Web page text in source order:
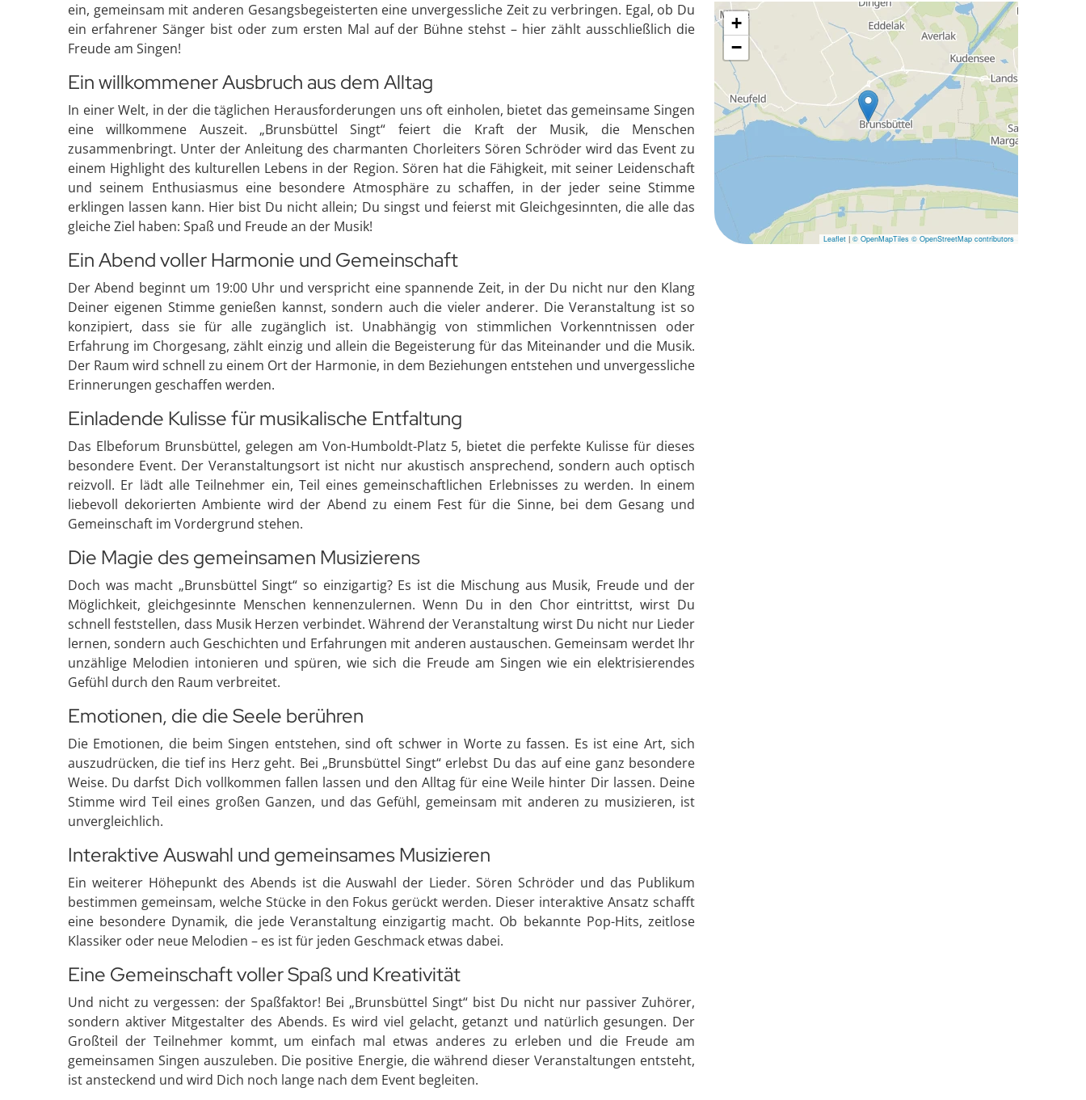
ein, gemeinsam mit anderen Gesangsbegeisterten eine unvergessliche Zeit zu verbringen. Egal, ob Du
ein erfahrener Sänger bist oder zum ersten Mal auf der Bühne stehst – hier zählt ausschließlich die
Freude am Singen!
Ein willkommener Ausbruch aus dem Alltag
In einer Welt, in der die täglichen Herausforderungen uns oft einholen, bietet das gemeinsame Singen
eine willkommene Auszeit. „Brunsbüttel Singt“ feiert die Kraft der Musik, die Menschen
zusammenbringt. Unter der Anleitung des charmanten Chorleiters Sören Schröder wird das Event zu
einem Highlight des kulturellen Lebens in der Region. Sören hat die Fähigkeit, mit seiner Leidenschaft
und seinem Enthusiasmus eine besondere Atmosphäre zu schaffen, in der jeder seine Stimme
erklingen lassen kann. Hier bist Du nicht allein; Du singst und feierst mit Gleichgesinnten, die alle das
gleiche Ziel haben: Spaß und Freude an der Musik!
Ein Abend voller Harmonie und Gemeinschaft
Der Abend beginnt um 19:00 Uhr und verspricht eine spannende Zeit, in der Du nicht nur den Klang
Deiner eigenen Stimme genießen kannst, sondern auch die vieler anderer. Die Veranstaltung ist so
konzipiert, dass sie für alle zugänglich ist. Unabhängig von stimmlichen Vorkenntnissen oder
Erfahrung im Chorgesang, zählt einzig und allein die Begeisterung für das Miteinander und die Musik.
Der Raum wird schnell zu einem Ort der Harmonie, in dem Beziehungen entstehen und unvergessliche
Erinnerungen geschaffen werden.
Einladende Kulisse für musikalische Entfaltung
Das Elbeforum Brunsbüttel, gelegen am Von-Humboldt-Platz 5, bietet die perfekte Kulisse für dieses
besondere Event. Der Veranstaltungsort ist nicht nur akustisch ansprechend, sondern auch optisch
reizvoll. Er lädt alle Teilnehmer ein, Teil eines gemeinschaftlichen Erlebnisses zu werden. In einem
liebevoll dekorierten Ambiente wird der Abend zu einem Fest für die Sinne, bei dem Gesang und
Gemeinschaft im Vordergrund stehen.
Die Magie des gemeinsamen Musizierens
Doch was macht „Brunsbüttel Singt“ so einzigartig? Es ist die Mischung aus Musik, Freude und der
Möglichkeit, gleichgesinnte Menschen kennenzulernen. Wenn Du in den Chor eintrittst, wirst Du
schnell feststellen, dass Musik Herzen verbindet. Während der Veranstaltung wirst Du nicht nur Lieder
lernen, sondern auch Geschichten und Erfahrungen mit anderen austauschen. Gemeinsam werdet Ihr
unzählige Melodien intonieren und spüren, wie sich die Freude am Singen wie ein elektrisierendes
Gefühl durch den Raum verbreitet.
Emotionen, die die Seele berühren
Die Emotionen, die beim Singen entstehen, sind oft schwer in Worte zu fassen. Es ist eine Art, sich
auszudrücken, die tief ins Herz geht. Bei „Brunsbüttel Singt“ erlebst Du das auf eine ganz besondere
Weise. Du darfst Dich vollkommen fallen lassen und den Alltag für eine Weile hinter Dir lassen. Deine
Stimme wird Teil eines großen Ganzen, und das Gefühl, gemeinsam mit anderen zu musizieren, ist
unvergleichlich.
Interaktive Auswahl und gemeinsames Musizieren
Ein weiterer Höhepunkt des Abends ist die Auswahl der Lieder. Sören Schröder und das Publikum
bestimmen gemeinsam, welche Stücke in den Fokus gerückt werden. Dieser interaktive Ansatz schafft
eine besondere Dynamik, die jede Veranstaltung einzigartig macht. Ob bekannte Pop-Hits, zeitlose
Klassiker oder neue Melodien – es ist für jeden Geschmack etwas dabei.
Eine Gemeinschaft voller Spaß und Kreativität
Und nicht zu vergessen: der Spaßfaktor! Bei „Brunsbüttel Singt“ bist Du nicht nur passiver Zuhörer,
sondern aktiver Mitgestalter des Abends. Es wird viel gelacht, getanzt und natürlich gesungen. Der
Großteil der Teilnehmer kommt, um einfach mal etwas anderes zu erleben und die Freude am
gemeinsamen Singen auszuleben. Die positive Energie, die während dieser Veranstaltungen entsteht,
ist ansteckend und wird Dich noch lange nach dem Event begleiten.
+
−
Leaflet | © OpenMapTiles © OpenStreetMap contributors